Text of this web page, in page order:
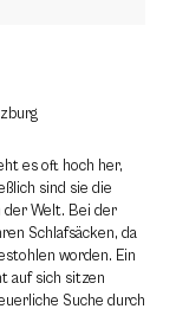
es oft hoch her,
sind sie die
der Welt. Bei der
Schlafsäcken, da
worden. Ein
auf sich sitzen
Suche durch